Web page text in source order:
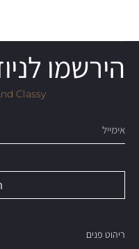
הירשמו
Classy
ריהוט פנים